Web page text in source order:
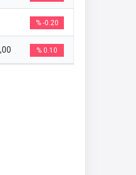
% -0.20
% 0.10